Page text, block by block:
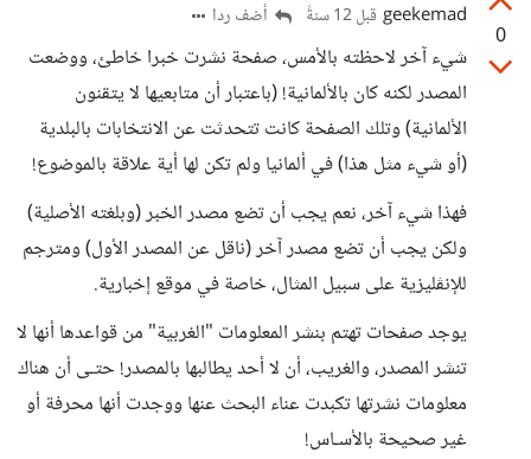
0
geekemad قبل 12 سنةً أضف ردا
شيء آخر لاحظته بالأمس، صفحة نشرت خبرا خاطئ، ووضعت
المصدر لكنه كان بالألمانية! (باعتبار أن متابعيها لا يتقنون
الألمانية) وتلك الصفحة كانت تتحدثت عن الانتخابات بالبلدية
(أو شيء مثل هذا) في ألمانيا ولم تكن لها أية علاقة بالموضوع!
فهذا شيء آخر، نعم يجب أن تضع مصدر الخبر (وبلغته الأصلية)
ولكن يجب أن تضع مصدر آخر (ناقل عن المصدر الأول) ومترجم
للإنڨليزية على سبيل المثال، خاصة في موقع إخبارية.
يوجد صفحات تهتم بنشر المعلومات "الغربية" من قواعدها أنها لا
تنشر المصدر، والغريب، أن لا أحد يطالبها بالمصدر! حتـى أن هناك
معلومات نشرتها تكبدت عناء البحث عنها ووجدت أنها محرفة أو
غير صحيحة بالأسـاس!